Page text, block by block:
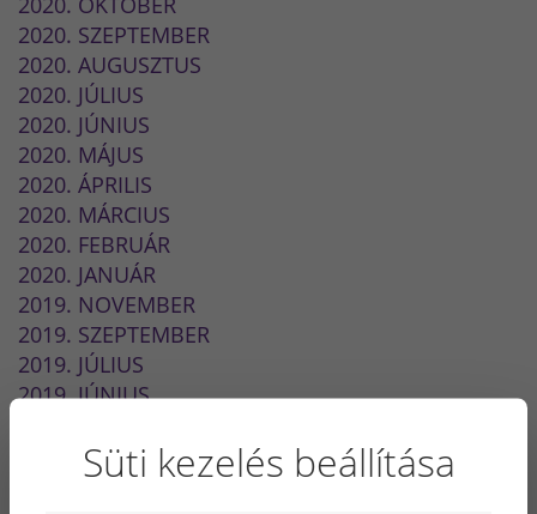
2020. SZEPTEMBER
2020. AUGUSZTUS
2020. JÚLIUS
2020. JÚNIUS
2020. MÁJUS
2020. ÁPRILIS
2020. MÁRCIUS
2020. FEBRUÁR
2020. JANUÁR
2019. NOVEMBER
2019. SZEPTEMBER
2019. JÚLIUS
2019. JÚNIUS
2019. ÁPRILIS
2019. FEBRUÁR
Süti kezelés beállítása